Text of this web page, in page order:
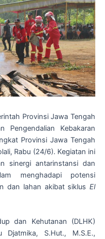
Provinsi Jawa Tengah
Pengendalian Kebakaran
Provinsi Jawa Tengah
Rabu (24/6). Kegiatan ini
sinergi antarinstansi dan
menghadapi potensi
dan lahan akibat siklus El
dan Kehutanan (DLHK)
S.Hut., M.S.E.,